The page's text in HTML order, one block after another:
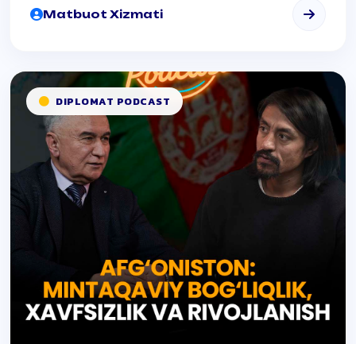
Matbuot Xizmati
DIPLOMAT PODCAST